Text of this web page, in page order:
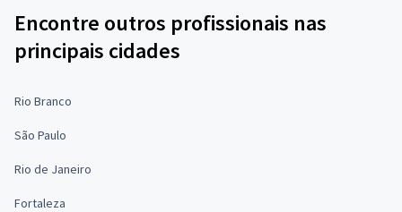
Encontre outros profissionais nas
principais cidades
Rio Branco
São Paulo
Rio de Janeiro
Fortaleza